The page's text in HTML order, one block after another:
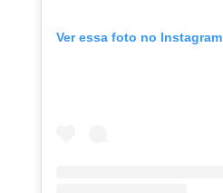
Ver essa foto no Instagram